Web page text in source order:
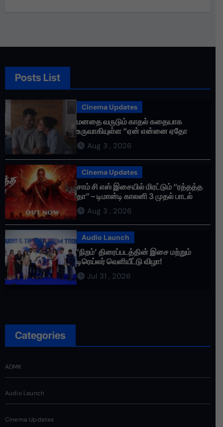
Posts List
Cinema Updates
மனதை வருடும் காதல் கதையாக
உருவாகியுள்ள “ஏன் என்னை ஏதோ
செய்தாய்” – டீசர் வெளியானது !
Aug 3 , 2026
Cinema Updates
சாம் சி எஸ் இசையில் மிரட்டும் “ரத்தத்த
தா” – டிமான்டி காலனி 3 முதல் பாடல்
ரசிகர்களை கவர்ந்து வருகிறது!
Aug 3 , 2026
Audio Launch
‘நிறம்’ திரைப்படத்தின் இசை மற்றும்
டிரெய்லர் வெளியீட்டு விழா!
Jul 31 , 2026
Categories
ADMK
Audio Launch
Cinema Updates